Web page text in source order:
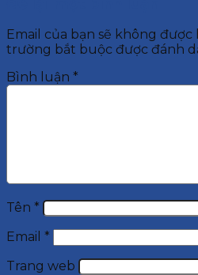
Email của bạn sẽ không
trường bắt buộc được đánh
Bình luận *
Tên *
Email *
Trang web